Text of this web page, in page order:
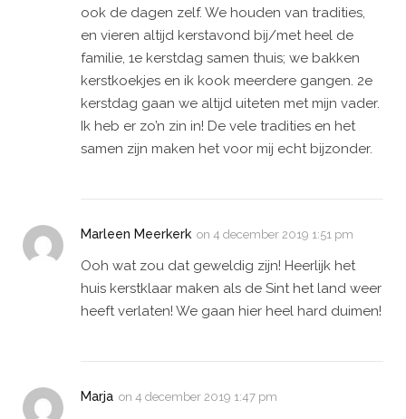
ook de dagen zelf. We houden van tradities,
en vieren altijd kerstavond bij/met heel de
familie, 1e kerstdag samen thuis; we bakken
kerstkoekjes en ik kook meerdere gangen. 2e
kerstdag gaan we altijd uiteten met mijn vader.
Ik heb er zo’n zin in! De vele tradities en het
samen zijn maken het voor mij echt bijzonder.
Marleen Meerkerk on 4 december 2019 1:51 pm
Ooh wat zou dat geweldig zijn! Heerlijk het
huis kerstklaar maken als de Sint het land weer
heeft verlaten! We gaan hier heel hard duimen!
Marja on 4 december 2019 1:47 pm